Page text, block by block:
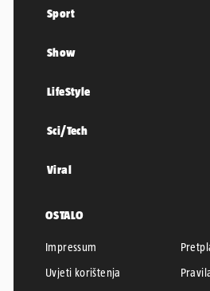
Sport
Show
LifeStyle
Sci/Tech
Viral
OSTALO
Impressum
Uvjeti korištenja